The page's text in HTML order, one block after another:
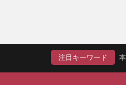
注目キーワード 本